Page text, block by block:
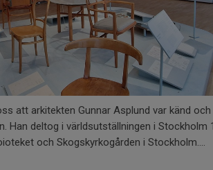
att arkitekten Gunnar Asplund var känd och
Han deltog i världsutställningen i Stockholm
och Skogskyrkogården i Stockholm....